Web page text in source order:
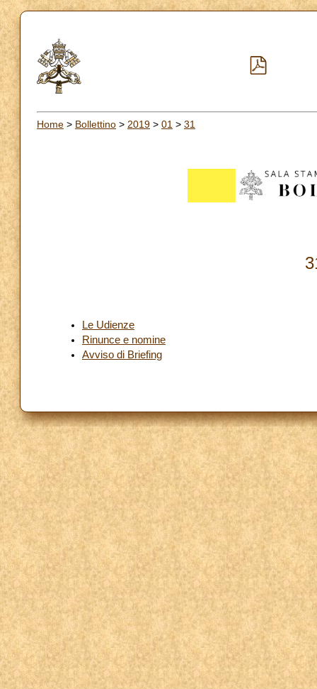
Home > Bollettino > 2019 > 01 > 31
Le Udienze
Rinunce e nomine
Avviso di Briefing